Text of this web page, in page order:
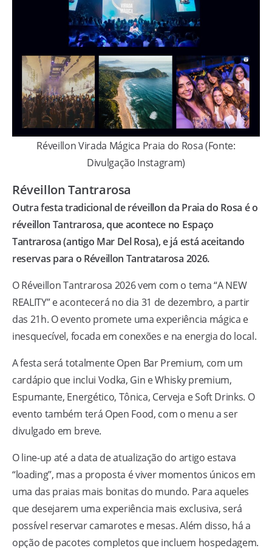
Réveillon Virada Mágica Praia do Rosa (Fonte:
Divulgação Instagram)
Réveillon Tantrarosa
Outra festa tradicional de réveillon da Praia do Rosa é o
réveillon Tantrarosa, que acontece no Espaço
Tantrarosa (antigo Mar Del Rosa), e já está aceitando
reservas para o Réveillon Tantratarosa 2026.
O Réveillon Tantrarosa 2026 vem com o tema “A NEW
REALITY” e acontecerá no dia 31 de dezembro, a partir
das 21h. O evento promete uma experiência mágica e
inesquecível, focada em conexões e na energia do local.
A festa será totalmente Open Bar Premium, com um
cardápio que inclui Vodka, Gin e Whisky premium,
Espumante, Energético, Tônica, Cerveja e Soft Drinks. O
evento também terá Open Food, com o menu a ser
divulgado em breve.
O line-up até a data de atualização do artigo estava
“loading”, mas a proposta é viver momentos únicos em
uma das praias mais bonitas do mundo. Para aqueles
que desejarem uma experiência mais exclusiva, será
possível reservar camarotes e mesas. Além disso, há a
opção de pacotes completos que incluem hospedagem.